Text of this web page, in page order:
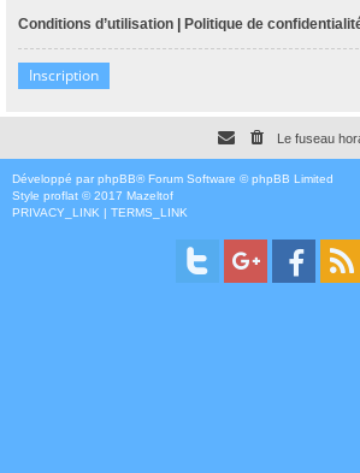
Conditions d’utilisation | Politique de
Inscription
Le fuseau
Développé par phpBB® Forum Software © phpBB Limited
Style proflat © 2017 Mazeltof
PRIVACY_LINK | TERMS_LINK